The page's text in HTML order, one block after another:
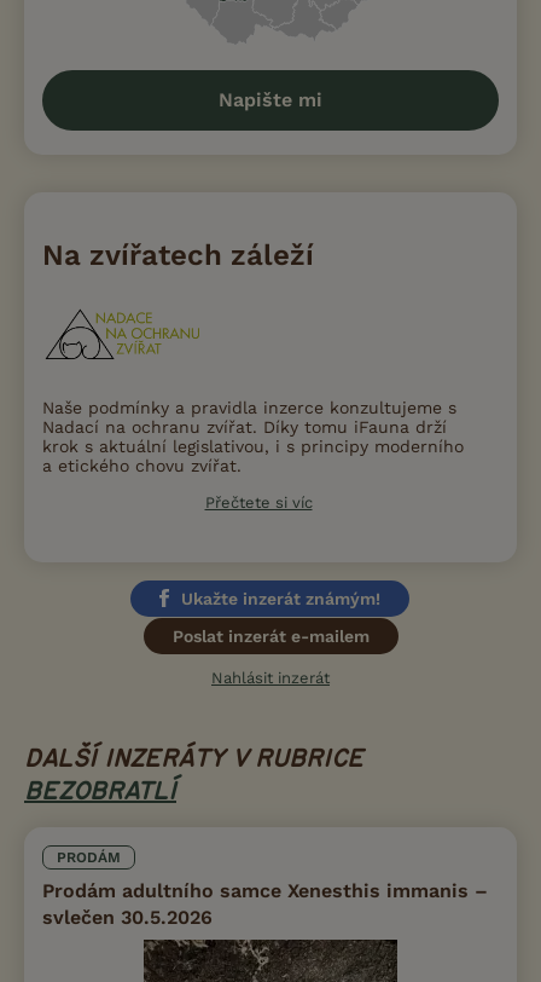
Napište mi
Na zvířatech záleží
Naše podmínky a pravidla inzerce konzultujeme s
Nadací na ochranu zvířat. Díky tomu iFauna drží
krok s aktuální legislativou, i s principy moderního
a etického chovu zvířat.
Přečtete si víc
Ukažte inzerát známým!
Poslat inzerát e-mailem
Nahlásit inzerát
DALŠÍ INZERÁTY V RUBRICE
BEZOBRATLÍ
PRODÁM
Prodám adultního samce Xenesthis immanis –
svlečen 30.5.2026